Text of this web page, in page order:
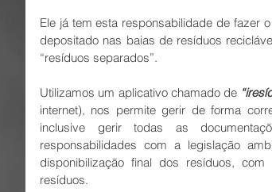
Ele já tem esta responsabilidade de fazer
depositado nas baias de resíduos
“resíduos separados”.
Utilizamos um aplicativo chamado de
internet), nos permite gerir de forma
inclusive gerir todas as
responsabilidades com a legislação
disponibilização final dos resíduos,
resíduos.